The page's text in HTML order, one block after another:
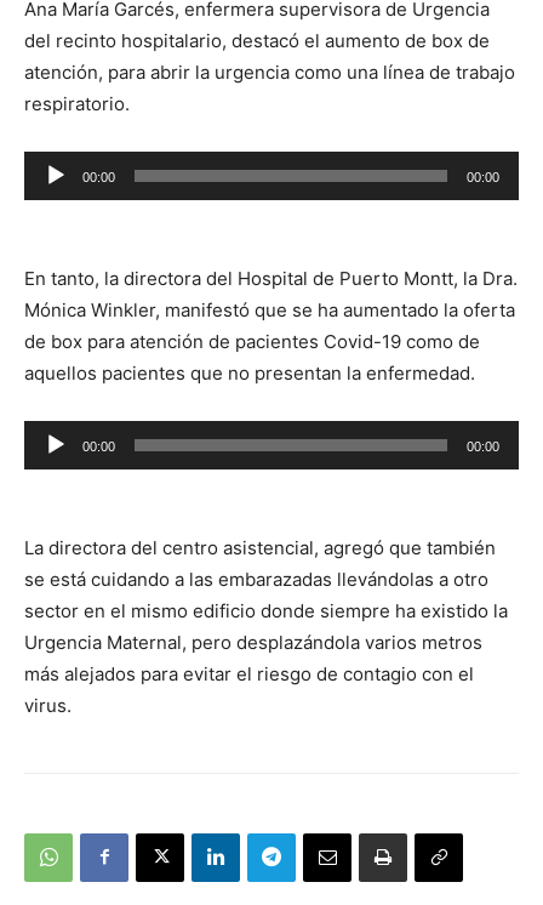
Ana María Garcés, enfermera supervisora de Urgencia
del recinto hospitalario, destacó el aumento de box de
atención, para abrir la urgencia como una línea de trabajo
respiratorio.
Reproductor
de
00:00 00:00
En tanto, la directora del Hospital de Puerto Montt, la Dra.
Mónica Winkler, manifestó que se ha aumentado la oferta
de box para atención de pacientes Covid-19 como de
aquellos pacientes que no presentan la enfermedad.
Reproductor
de
00:00 00:00
La directora del centro asistencial, agregó que también
se está cuidando a las embarazadas llevándolas a otro
sector en el mismo edificio donde siempre ha existido la
Urgencia Maternal, pero desplazándola varios metros
más alejados para evitar el riesgo de contagio con el
virus.